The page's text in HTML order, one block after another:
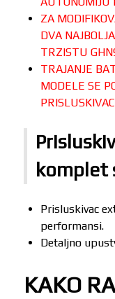
ZA
DVA
TRZISTU
TRAJANJE
MODELE SE
komplet
Prisluskivac
performansi.
Detaljno
KAKO